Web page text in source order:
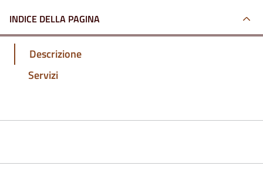
INDICE DELLA PAGINA
Descrizione
Servizi